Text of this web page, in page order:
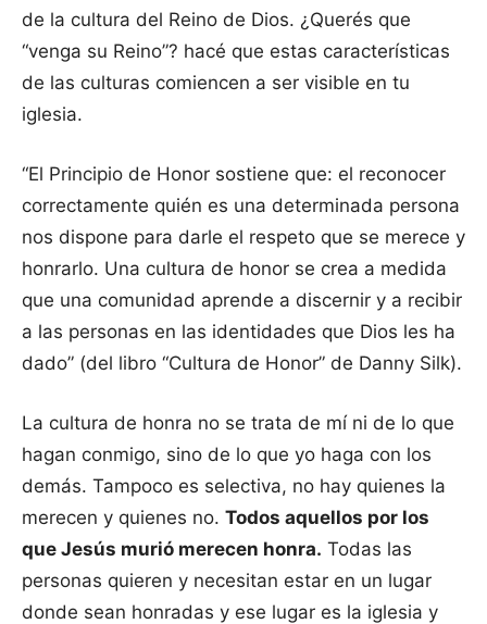
de la cultura del Reino de Dios. ¿Querés que
“venga su Reino”? hacé que estas características
de las culturas comiencen a ser visible en tu
iglesia.
“El Principio de Honor sostiene que: el reconocer
correctamente quién es una determinada persona
nos dispone para darle el respeto que se merece y
honrarlo. Una cultura de honor se crea a medida
que una comunidad aprende a discernir y a recibir
a las personas en las identidades que Dios les ha
dado” (del libro “Cultura de Honor” de Danny Silk).
La cultura de honra no se trata de mí ni de lo que
hagan conmigo, sino de lo que yo haga con los
demás. Tampoco es selectiva, no hay quienes la
merecen y quienes no. Todos aquellos por los
que Jesús murió merecen honra. Todas las
personas quieren y necesitan estar en un lugar
donde sean honradas y ese lugar es la iglesia y